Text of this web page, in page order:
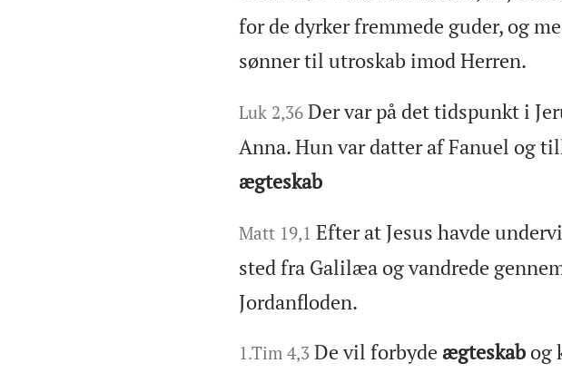
for de dyrker fremmede guder, og
sønner til utroskab imod Herren.
Luk 2,36 Der var på det tidspunkt i
Anna. Hun var datter af Fanuel og
ægteskab
Matt 19,1 Efter at Jesus havde
sted fra Galilæa og vandrede
Jordanfloden.
1.Tim 4,3 De vil forbyde ægteskab og